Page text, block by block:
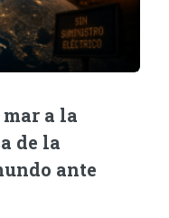
a la
de la
ante